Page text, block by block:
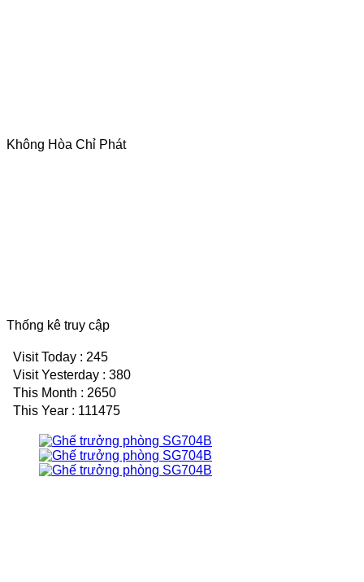
Không Hòa Chỉ Phát
Thống kê truy cập
Visit Today : 245
Visit Yesterday : 380
This Month : 2650
This Year : 111475